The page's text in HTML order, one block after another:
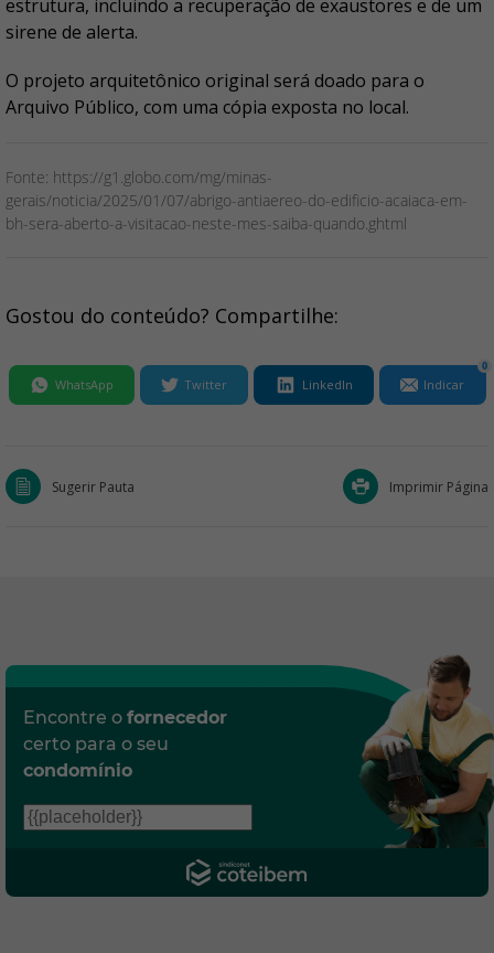
estrutura, incluindo a recuperação de exaustores e de um
sirene de alerta.
O projeto arquitetônico original será doado para o
Arquivo Público, com uma cópia exposta no local.
Fonte: https://g1.globo.com/mg/minas-
gerais/noticia/2025/01/07/abrigo-antiaereo-do-edificio-acaiaca-em-
bh-sera-aberto-a-visitacao-neste-mes-saiba-quando.ghtml
Gostou do conteúdo? Compartilhe:
WhatsApp Twitter LinkedIn Indicar
0
Sugerir Pauta Imprimir Página
Encontre o fornecedor
certo para o seu
condomínio